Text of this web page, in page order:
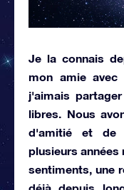
Je la connais
mon amie avec
j'aimais
libres. Nous
d'amitié et de
plusieurs années
sentiments, une